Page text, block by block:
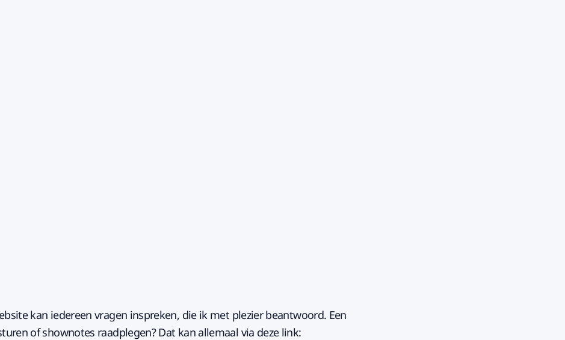
kan iedereen vragen inspreken, die ik met plezier beantwoord. Een
of shownotes raadplegen? Dat kan allemaal via deze link: